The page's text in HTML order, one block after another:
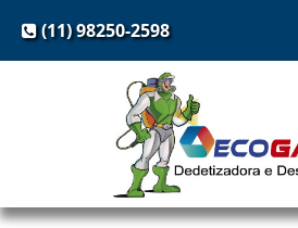
(11) 98250-2598